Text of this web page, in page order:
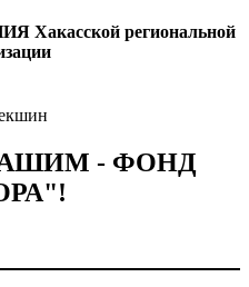
Хакасской региональной
- ФОНД